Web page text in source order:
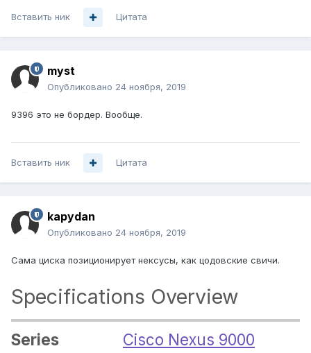
Вставить ник Цитата
myst
Опубликовано 24 ноября, 2019
9396 это не бордер. Вообще.
Вставить ник Цитата
kapydan
Опубликовано 24 ноября, 2019
Сама циска позиционирует нексусы, как цодовские свичи.
Specifications Overview
Series
Cisco Nexus 9000